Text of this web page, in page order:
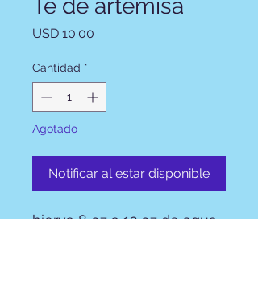
Té de artemisa
USD 10.00
Cantidad *
Agotado
Notificar al estar disponible
hierva 8 oz a 12 oz de agua